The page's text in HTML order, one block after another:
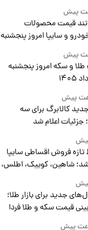
تند قیمت محصولات
و سایپا امروز پنجشنبه
و سکه امروز پنجشنبه
کالابرگ برای سه
اعلام شد
تازه فروش اقساطی سایپا
شد؛ شاهین، کوییک، اطلس،
ساینا با اقساط بلندمدت +
جدید برای بازار طلا؛
قیمت سکه و طلا فردا